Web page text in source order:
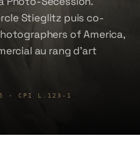
Stieglitz puis co-
of America,
au rang d'art
· CPI L.123-1